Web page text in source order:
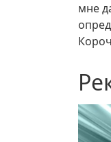
мне